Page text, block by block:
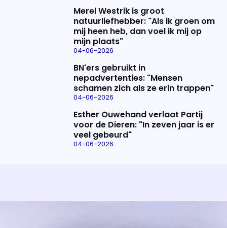
Merel Westrik is groot
natuurliefhebber: "Als ik groen om
mij heen heb, dan voel ik mij op
mijn plaats"
04-06-2026
BN'ers gebruikt in
nepadvertenties: "Mensen
schamen zich als ze erin trappen"
04-06-2026
Esther Ouwehand verlaat Partij
voor de Dieren: "In zeven jaar is er
veel gebeurd"
04-06-2026